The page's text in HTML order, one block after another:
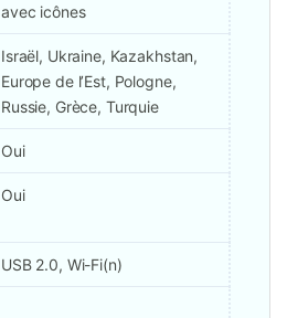
avec icônes
Israël, Ukraine, Kazakhstan,
Europe de l’Est, Pologne,
Russie, Grèce, Turquie
Oui
Oui
USB 2.0, Wi-Fi(n)